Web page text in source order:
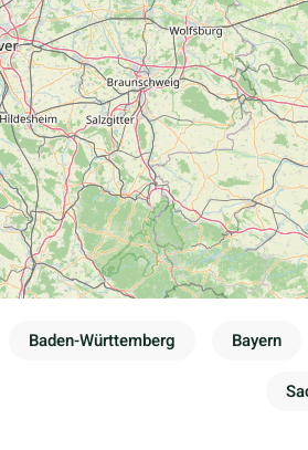
Baden-Württemberg Bayern